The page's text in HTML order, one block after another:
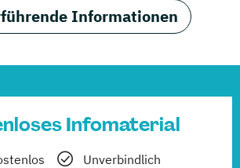
Informationen
Infomaterial
Unverbindlich